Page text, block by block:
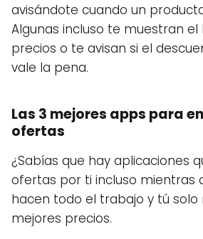
avisándote cuando un
Algunas incluso te muestran el
precios o te avisan si el
vale la pena.
Las 3 mejores apps para
ofertas
¿Sabías que hay aplicaciones
ofertas por ti incluso mientras
hacen todo el trabajo y tú solo
mejores precios.